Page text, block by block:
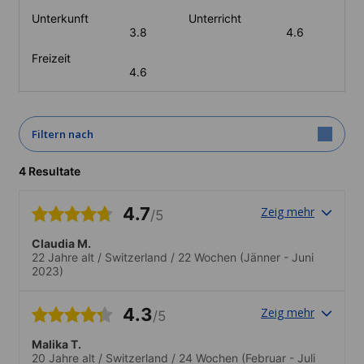
Unterkunft
3.8
Unterricht
4.6
Freizeit
4.6
Filtern nach
4 Resultate
4.7/5 Zeig mehr
Claudia M.
22 Jahre alt / Switzerland / 22 Wochen (Jänner - Juni
2023)
4.3/5 Zeig mehr
Malika T.
20 Jahre alt / Switzerland / 24 Wochen (Februar - Juli